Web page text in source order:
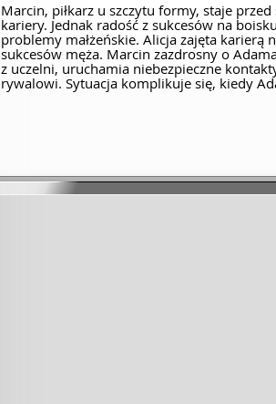
Marcin, piłkarz u szczytu formy, staje
kariery. Jednak radość z sukcesów na
problemy małżeńskie. Alicja zajęta karierą
sukcesów męża. Marcin zazdrosny o
z uczelni, uruchamia niebezpieczne
rywalowi. Sytuacja komplikuje się, kiedy